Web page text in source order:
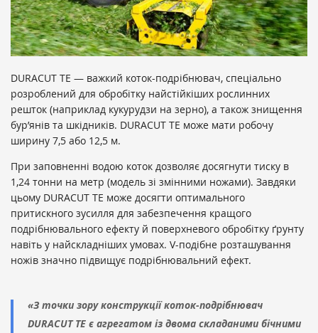
DURACUT TE — важкий коток-подрібнювач, спеціально
розроблений для обробітку найстійкіших рослинних
решток (наприклад кукурудзи на зерно), а також знищення
бур’янів та шкідників. DURACUT TE може мати робочу
ширину 7,5 або 12,5 м.
При заповненні водою коток дозволяє досягнути тиску в
1,24 тонни на метр (модель зі змінними ножами). Завдяки
цьому DURACUT TE може досягти оптимального
притискного зусилля для забезпечення кращого
подрібнювального ефекту й поверхневого обробітку ґрунту
навіть у найскладніших умовах. V-подібне розташування
ножів значно підвищує подрібнювальний ефект.
«З точки зору конструкції коток-подрібнювач
DURACUT TE є агрегатом із двома складаними бічними